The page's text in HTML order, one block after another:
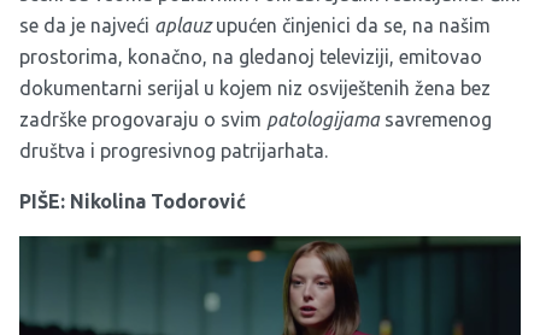
se da je najveći aplauzupućen činjenici da se, na našim
prostorima, konačno, na gledanoj televiziji, emitovao
dokumentarni serijal u kojem niz osviještenih žena bez
zadrške progovaraju o svim patologijama savremenog
društva i progresivnog patrijarhata.
PIŠE: Nikolina Todorović